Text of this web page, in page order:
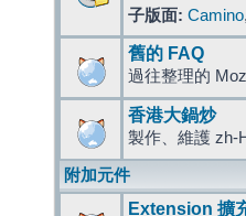
子版面: Camino,
舊的 FAQ
過往整理的
香港大鍋炒
製作、維護 zh-
附加元件
Extension 擴